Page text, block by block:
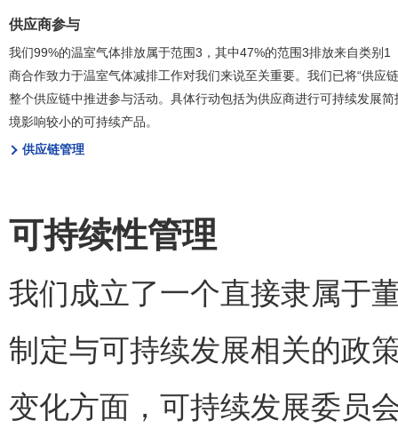
供应商参与
我们99%的温室气体排放属于范围3 ，其中47%的范围3排放来自类别 1
商合作致力于温室气体减排工作对我们来说至关重要。 我们已将“供应
整个供应链中推进参与活动。 具体行动包括为供应商进行可持续发展
境影响较小的可持续产品。
供应链管理
可持续性管理
我们成立了一个直接隶属于
制定与可持续发展相关的政
变化方面，可持续发展委员